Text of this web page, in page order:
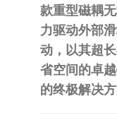
款重型磁耦
力驱动外部
动，以其超
省空间的卓
的终极解决方